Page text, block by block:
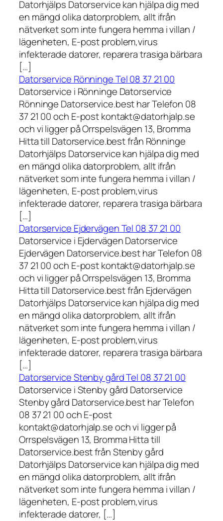
Datorhjälps Datorservice kan hjälpa dig med
en mängd olika datorproblem, allt ifrån
nätverket som inte fungera hemma i villan /
lägenheten, E-post problem,virus
infekterade datorer, reparera trasiga bärbara
[…]
Datorservice Rönninge Tel 08 37 21 00
Datorservice i Rönninge Datorservice
Rönninge Datorservice.best har Telefon 08
37 21 00 och E-post kontakt@datorhjalp.se
och vi ligger på Orrspelsvägen 13, Bromma
Hitta till Datorservice.best från Rönninge
Datorhjälps Datorservice kan hjälpa dig med
en mängd olika datorproblem, allt ifrån
nätverket som inte fungera hemma i villan /
lägenheten, E-post problem,virus
infekterade datorer, reparera trasiga bärbara
[…]
Datorservice Ejdervägen Tel 08 37 21 00
Datorservice i Ejdervägen Datorservice
Ejdervägen Datorservice.best har Telefon 08
37 21 00 och E-post kontakt@datorhjalp.se
och vi ligger på Orrspelsvägen 13, Bromma
Hitta till Datorservice.best från Ejdervägen
Datorhjälps Datorservice kan hjälpa dig med
en mängd olika datorproblem, allt ifrån
nätverket som inte fungera hemma i villan /
lägenheten, E-post problem,virus
infekterade datorer, reparera trasiga bärbara
[…]
Datorservice Stenby gård Tel 08 37 21 00
Datorservice i Stenby gård Datorservice
Stenby gård Datorservice.best har Telefon
08 37 21 00 och E-post
kontakt@datorhjalp.se och vi ligger på
Orrspelsvägen 13, Bromma Hitta till
Datorservice.best från Stenby gård
Datorhjälps Datorservice kan hjälpa dig med
en mängd olika datorproblem, allt ifrån
nätverket som inte fungera hemma i villan /
lägenheten, E-post problem,virus
infekterade datorer, […]